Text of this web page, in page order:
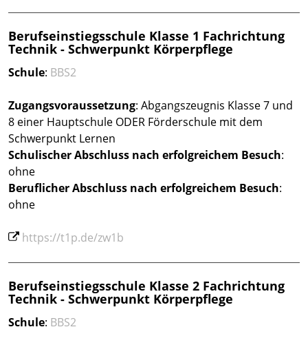
Berufseinstiegsschule Klasse 1 Fachrichtung
Technik - Schwerpunkt Körperpflege
Schule: BBS2
Zugangsvoraussetzung: Abgangszeugnis Klasse 7 und
8 einer Hauptschule ODER Förderschule mit dem
Schwerpunkt Lernen
Schulischer Abschluss nach erfolgreichem Besuch:
ohne
Beruflicher Abschluss nach erfolgreichem Besuch:
ohne
https://t1p.de/zw1b
Berufseinstiegsschule Klasse 2 Fachrichtung
Technik - Schwerpunkt Körperpflege
Schule: BBS2